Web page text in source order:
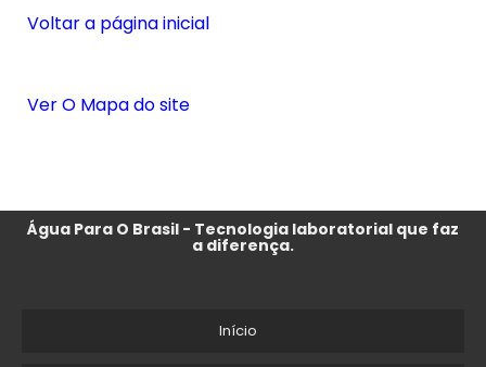
Voltar a página inicial
Ver O Mapa do site
Água Para O Brasil - Tecnologia laboratorial que faz
a diferença.
Início